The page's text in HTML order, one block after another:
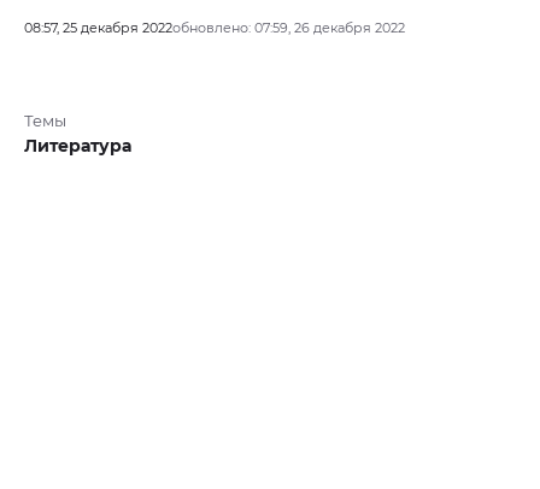
08:57, 25 декабря 2022обновлено: 07:59, 26 декабря 2022
Темы
Литература